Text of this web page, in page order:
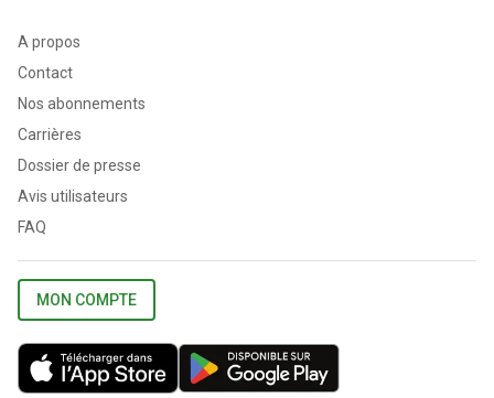
A propos
Contact
Nos abonnements
Carrières
Dossier de presse
Avis utilisateurs
FAQ
MON COMPTE